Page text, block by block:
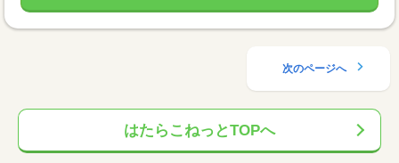
次のページへ
はたらこねっとTOPへ